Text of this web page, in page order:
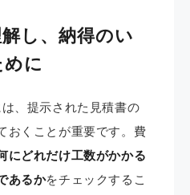
し、納得のい
に
、提示された見積書の
おくことが重要です。費
にどれだけ工数がかかる
あるかをチェックするこ